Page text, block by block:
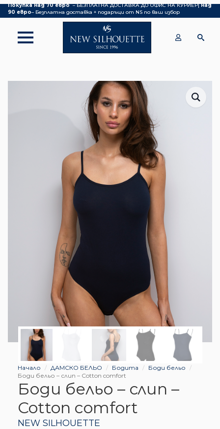
Покупка над 70 евро– БЕЗПЛАТНА ДОСТАВКА ДО ОФИС НА КУРИЕР|над
90 евро– Безплатна доставка + подаръци от NS по ваш избор
Начало ДАМСКО БЕЛЬО Бодита
Боди бельо
Боди бельо – слип – Cotton comfort
Боди бельо – слип –
Cotton comfort
NEW SILHOUETTE